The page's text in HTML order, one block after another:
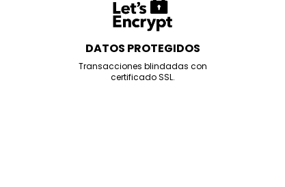
DATOS PROTEGIDOS
Transacciones blindadas con
certificado SSL.